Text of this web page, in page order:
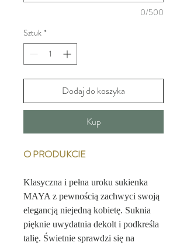
0/500
Sztuk *
Dodaj do koszyka
Kup
O PRODUKCIE
Klasyczna i pełna uroku sukienka
MAYA z pewnością zachwyci swoją
elegancją niejedną kobietę. Suknia
pięknie uwydatnia dekolt i podkreśla
talię. Świetnie sprawdzi się na